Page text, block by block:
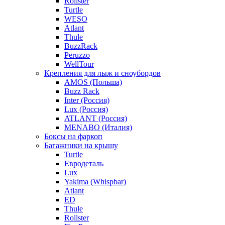
Turtle
WESO
Atlant
Thule
BuzzRack
Peruzzo
WellTour
Крепления для лыж и сноубордов
AMOS (Польша)
Buzz Rack
Inter (Россия)
Lux (Россия)
ATLANT (Россия)
MENABO (Италия)
Боксы на фаркоп
Багажники на крышу
Turtle
Евродеталь
Lux
Yakima (Whispbar)
Atlant
ED
Thule
Rollster